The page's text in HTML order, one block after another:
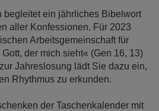
begleitet ein jährliches Bibelwort
aller Konfessionen. Für 2023
Arbeitsgemeinschaft für
der mich sieht« (Gen 16, 13)
Jahreslosung lädt Sie dazu ein,
Rhythmus zu erkunden.
der Taschenkalender mit